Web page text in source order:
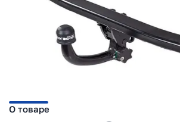
О товаре